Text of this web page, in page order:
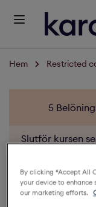
Hem Restricted
5
Slutför kursen
By clicking “Accept All
your device to enhance
our marketing efforts.